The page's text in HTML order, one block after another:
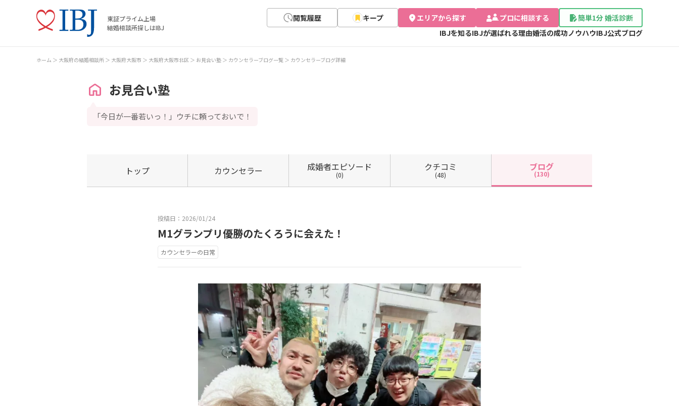
東証プライム上場
結婚相談所探しはIBJ
閲覧履歴 キープ エリアから探す プロに相談する
簡単1分 婚活診断
IBJを知るIBJが選ばれる理由婚活の成功ノウハウIBJ公式ブログ
ホーム 大阪府の結婚相談所 大阪府大阪市 大阪府大阪市北区 お見合い塾 カウンセラーブログ一覧 カウンセラーブログ詳細
お見合い塾
「今日が一番若いっ！」ウチに頼っておいで！
トップ カウンセラー 成婚者エピソード
(0)
クチコミ
(48)
ブログ
(130)
投稿日：2026/01/24
M1グランプリ優勝のたくろうに会えた！
カウンセラーの日常